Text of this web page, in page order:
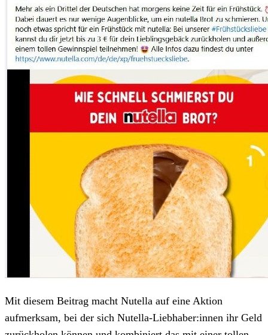
Mit diesem Beitrag macht Nutella auf eine Aktion
aufmerksam, bei der sich Nutella-Liebhaber:innen ihr Geld